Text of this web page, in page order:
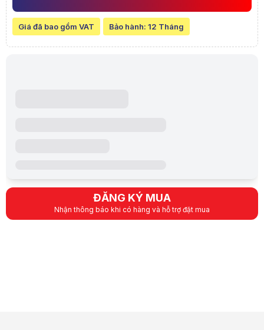
Giá đã bao gồm VAT Bảo hành: 12 Tháng
ĐĂNG KÝ MUA
Nhận thông báo khi có hàng và hỗ trợ đặt mua